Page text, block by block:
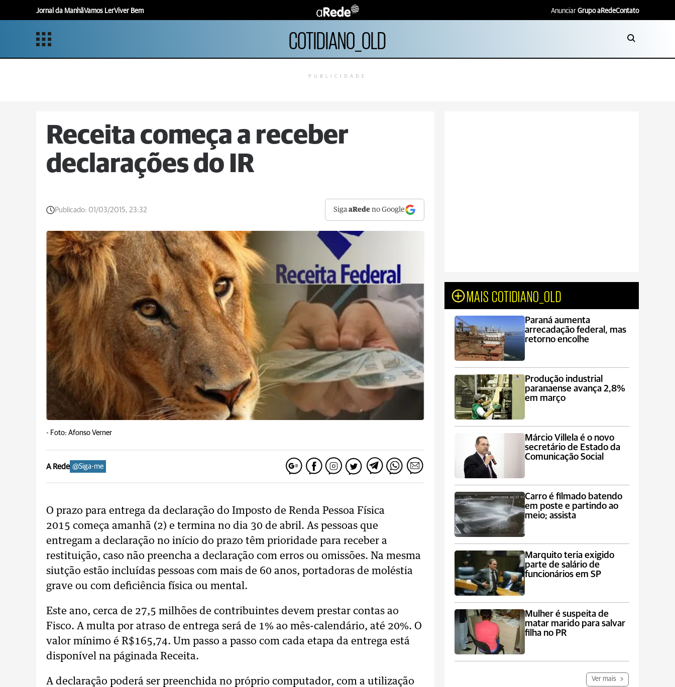
Jornal da ManhãVamos LerViver Bem Anunciar Grupo aRedeContato
COTIDIANO_OLD
PUBLICIDADE
Receita começa a receber
declarações do IR
Publicado: 01/03/2015, 23:32 SigaaRede no Google
- Foto: Afonso Verner
A Rede @Siga-me
O prazo para entrega da declaração do Imposto de Renda Pessoa Física
2015 começa amanhã (2) e termina no dia 30 de abril. As pessoas que
entregam a declaração no início do prazo têm prioridade para receber a
restituição, caso não preencha a declaração com erros ou omissões. Na mesma
siutção estão incluídas pessoas com mais de 60 anos, portadoras de moléstia
grave ou com deficiência física ou mental.
Este ano, cerca de 27,5 milhões de contribuintes devem prestar contas ao
Fisco. A multa por atraso de entrega será de 1% ao mês-calendário, até 20%. O
valor mínimo é R$165,74. Um passo a passo com cada etapa da entrega está
disponível na páginada Receita.
A declaração poderá ser preenchida no próprio computador, com a utilização
MAIS COTIDIANO_OLD
Paraná aumenta
arrecadação federal, mas
retorno encolhe
Produção industrial
paranaense avança 2,8%
em março
Márcio Villela é o novo
secretário de Estado da
Comunicação Social
Carro é filmado batendo
em poste e partindo ao
meio; assista
Marquito teria exigido
parte de salário de
funcionários em SP
Mulher é suspeita de
matar marido para salvar
filha no PR
Ver mais